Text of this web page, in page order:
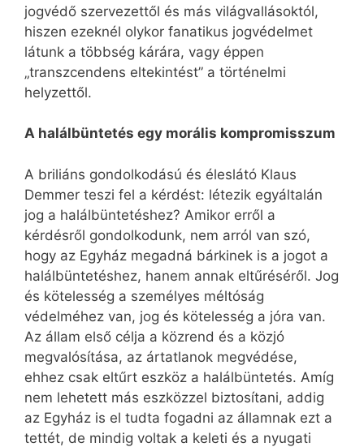
jogvédő szervezettől és más világvallásoktól,
hiszen ezeknél olykor fanatikus jogvédelmet
látunk a többség kárára, vagy éppen
„transzcendens eltekintést” a történelmi
helyzettől.
A halálbüntetés egy morális kompromisszum
A briliáns gondolkodású és éleslátó Klaus
Demmer teszi fel a kérdést: létezik egyáltalán
jog a halálbüntetéshez? Amikor erről a
kérdésről gondolkodunk, nem arról van szó,
hogy az Egyház megadná bárkinek is a jogot a
halálbüntetéshez, hanem annak eltűréséről. Jog
és kötelesség a személyes méltóság
védelméhez van, jog és kötelesség a jóra van.
Az állam első célja a közrend és a közjó
megvalósítása, az ártatlanok megvédése,
ehhez csak eltűrt eszköz a halálbüntetés. Amíg
nem lehetett más eszközzel biztosítani, addig
az Egyház is el tudta fogadni az államnak ezt a
tettét, de mindig voltak a keleti és a nyugati